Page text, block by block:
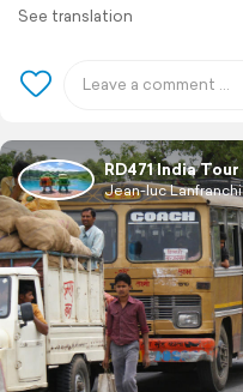
See translation
RD471 India Tour
Jean-luc Lanfranchi